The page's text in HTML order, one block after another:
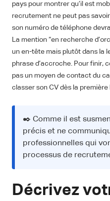
pays pour montrer qu’il est
recrutement ne peut pas
son numéro de téléphone
La mention “en recherche
un en-tête mais plutôt dans la
phrase d’accroche. Pour finir,
pas un moyen de contact du
classer son CV dès la
✒️ Comme il est
précis et ne
professionnelles qui
processus de
Décrivez